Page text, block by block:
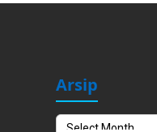
ArsipArsip